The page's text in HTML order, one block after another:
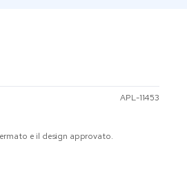
APL-11453
e il design approvato.